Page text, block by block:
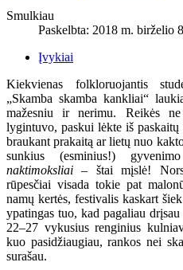
Smulkiau
Paskelbta: 2018 m. birželio
Įvykiai
Kiekvienas folkloruojantis
„Skamba skamba kankliai“
mažesniu ir nerimu. Reikės
lygintuvo, paskui lėkte iš
braukant prakaitą ar lietų nuo
sunkius (esminius!)
naktimoksliai– štai mįslė!
rūpesčiai visada tokie pat
namų kertės, festivalis kaskart
ypatingas tuo, kad pagaliau
22–27 vykusius renginius
kuo pasidžiaugiau, rankos nei
surašau.